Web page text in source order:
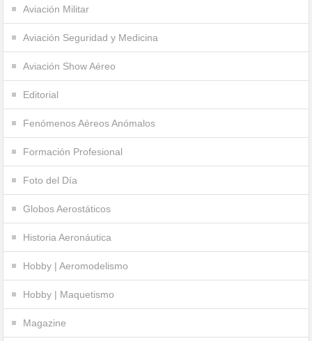
Aviación Militar
Aviación Seguridad y Medicina
Aviación Show Aéreo
Editorial
Fenómenos Aéreos Anómalos
Formación Profesional
Foto del Día
Globos Aerostáticos
Historia Aeronáutica
Hobby | Aeromodelismo
Hobby | Maquetismo
Magazine